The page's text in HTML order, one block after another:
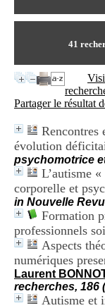
41
Partager le résultat
Rencontres
évolution
psychomotrice
L’autisme
corporelle et
in Nouvelle
Formation
professionnels
Aspects
numériques
Laurent
recherches, 186
Autisme et